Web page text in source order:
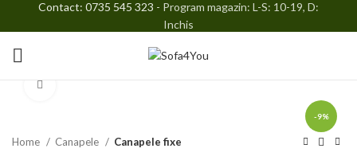
-9%
Home Canapele Canapele fixe
Contact: 0735 545 323 - Program magazin: L-S: 10-19, D:
Inchis